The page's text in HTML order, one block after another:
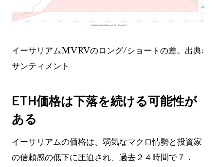
イーサリアムMVRVのロング/ショートの差。出典:
サンティメント
ETH価格は下落を続ける可能性が
ある
イーサリアムの価格は、弱気なマクロ情勢と投資家
の信頼感の低下に圧迫され、過去２４時間で７．